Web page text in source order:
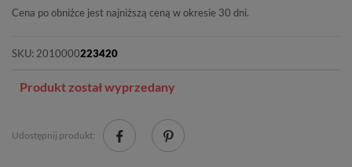
Cena po obniżce jest najniższą ceną w okresie 30 dni.
SKU: 2010000223420
Produkt został wyprzedany
Udostępnij produkt: